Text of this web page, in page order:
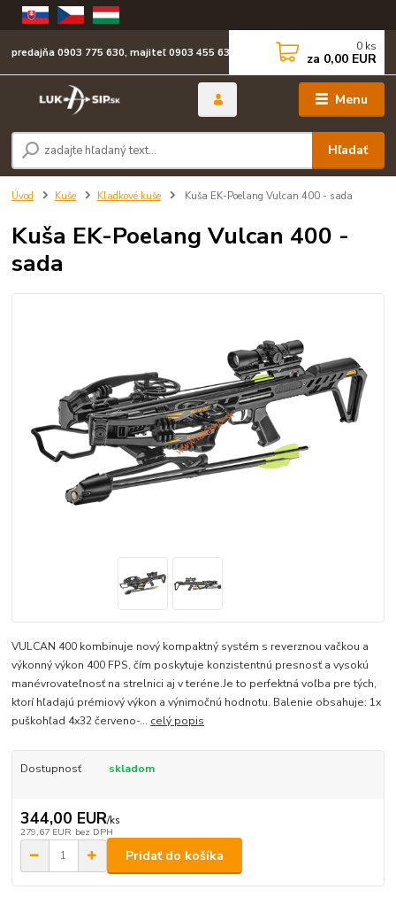
Menu
Hľadať
predajňa 0903 775 630, majiteľ 0903 455 630 0 ks
za 0,00 EUR
Úvod Kuše Kladkové kuše Kuša EK-Poelang Vulcan 400 - sada
Kuša EK-Poelang Vulcan 400 -
sada
VULCAN 400 kombinuje nový kompaktný systém s reverznou vačkou a
výkonný výkon 400 FPS, čím poskytuje konzistentnú presnosť a vysokú
manévrovateľnosť na strelnici aj v teréne.Je to perfektná voľba pre tých,
ktorí hľadajú prémiový výkon a výnimočnú hodnotu. Balenie obsahuje: 1x
puškohľad 4x32 červeno-... celý popis
Dostupnosť skladom
344,00 EUR/ks
279,67 EUR bez DPH
Pridať do košíka